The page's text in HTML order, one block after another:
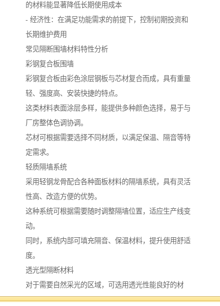
的材料能显著降低长期使用成本
- 经济性：在满足功能需求的前提下，控制初期投资和
长期维护费用
常见隔断围墙材料特性分析
彩钢复合板围墙
彩钢复合板由彩色涂层钢板与芯材复合而成，具有重量
轻、强度高、安装快捷的特点。
这类材料表面涂层多样，能提供多种颜色选择，易于与
厂房整体色调协调。
芯材可根据需要选择不同材质，以满足保温、隔音等特
定需求。
轻质隔墙系统
采用轻钢龙骨配合各种面板材料的隔墙系统，具有灵活
性高、改造方便的优势。
这种系统可根据需要随时调整隔墙位置，适应生产线变
动。
同时，系统内部可填充隔音、保温材料，提升使用舒适
度。
透光型隔断材料
对于需要自然采光的区域，可选用透光性能良好的材
料。